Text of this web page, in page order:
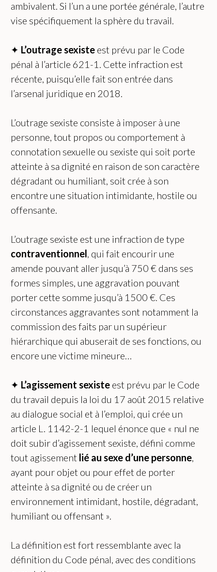
ambivalent. Si l’un a une portée générale, l’autre
vise spécifiquement la sphère du travail.
✦ L’outrage sexiste est prévu par le Code
pénal à l’article 621-1. Cette infraction est
récente, puisqu’elle fait son entrée dans
l’arsenal juridique en 2018.
L’outrage sexiste consiste à imposer à une
personne, tout propos ou comportement à
connotation sexuelle ou sexiste qui soit porte
atteinte à sa dignité en raison de son caractère
dégradant ou humiliant, soit crée à son
encontre une situation intimidante, hostile ou
offensante.
L’outrage sexiste est une infraction de type
contraventionnel, qui fait encourir une
amende pouvant aller jusqu’à 750 € dans ses
formes simples, une aggravation pouvant
porter cette somme jusqu’à 1500 €. Ces
circonstances aggravantes sont notamment la
commission des faits par un supérieur
hiérarchique qui abuserait de ses fonctions, ou
encore une victime mineure…
✦ L’agissement sexiste est prévu par le Code
du travail depuis la loi du 17 août 2015 relative
au dialogue social et à l’emploi, qui crée un
article L. 1142-2-1 lequel énonce que « nul ne
doit subir d’agissement sexiste, défini comme
tout agissement lié au sexe d’une personne,
ayant pour objet ou pour effet de porter
atteinte à sa dignité ou de créer un
environnement intimidant, hostile, dégradant,
humiliant ou offensant ».
La définition est fort ressemblante avec la
définition du Code pénal, avec des conditions